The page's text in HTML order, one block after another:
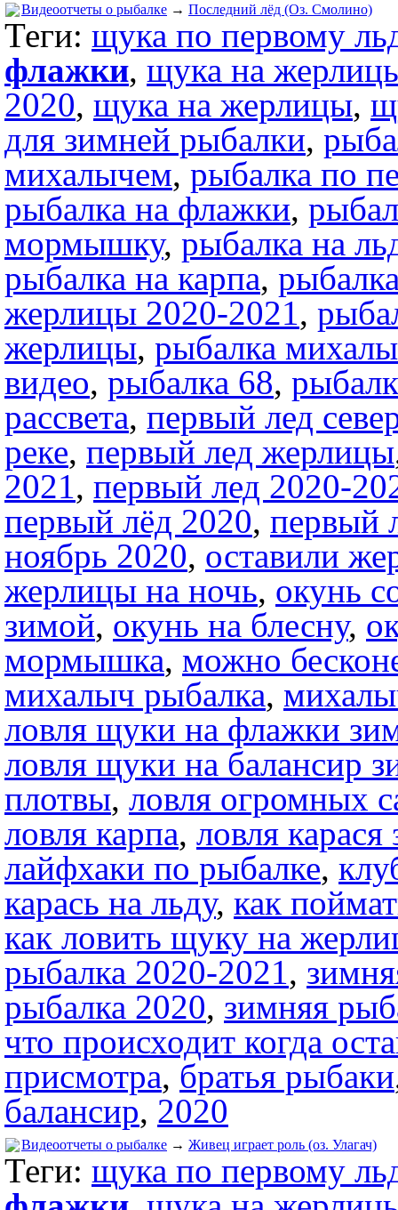
Видеоотчеты о рыбалке → Последний лёд (Оз. Смолино)
Теги: щука по первому
флажки, щука на
2020, щука на жерлицы,
для зимней рыбалки,
михалычем, рыбалка по
рыбалка на флажки,
мормышку, рыбалка на
рыбалка на карпа,
жерлицы 2020-2021,
жерлицы, рыбалка
видео, рыбалка 68,
рассвета, первый лед
реке, первый лед жерлицы
2021, первый лед 2020-
первый лёд 2020, первый
ноябрь 2020, оставили
жерлицы на ночь, окунь
зимой, окунь на блесну,
мормышка, можно
михалыч рыбалка,
ловля щуки на флажки
ловля щуки на балансир
плотвы, ловля огромных
ловля карпа, ловля
лайфхаки по рыбалке,
карась на льду, как
как ловить щуку на
рыбалка 2020-2021,
рыбалка 2020, зимняя
что происходит когда
присмотра, братья рыбаки
балансир, 2020
Видеоотчеты о рыбалке → Живец играет роль (оз. Улагач)
Теги: щука по первому